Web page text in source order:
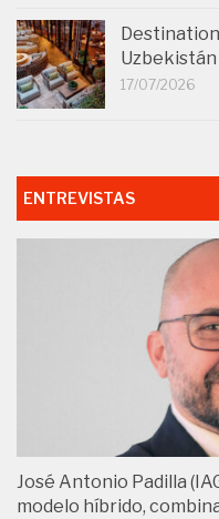
17/07/2026
ENTREVISTAS
José Antonio Padilla
modelo híbrido,